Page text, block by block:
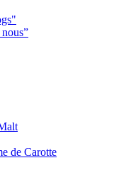
de Carotte